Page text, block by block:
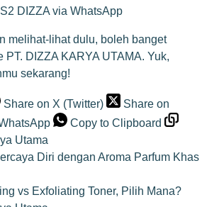
DIZZA via WhatsApp
melihat-lihat dulu, boleh banget
PT. DIZZA KARYA UTAMA. Yuk,
sekarang!
Share on X (Twitter)
Share on
Copy to Clipboard
Diri dengan Aroma Parfum Khas
vs Exfoliating Toner, Pilih Mana?